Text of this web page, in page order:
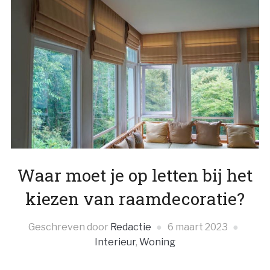
Waar moet je op letten bij het
kiezen van raamdecoratie?
Geschreven door Redactie
6 maart 2023
Interieur, Woning